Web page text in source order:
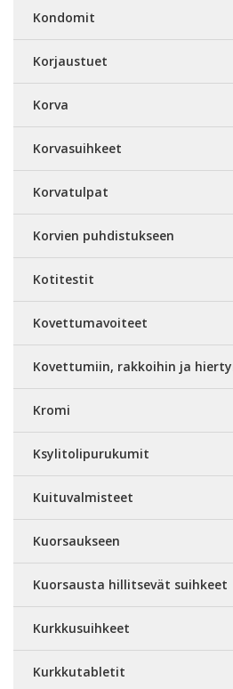
Kondomit
Korjaustuet
Korva
Korvasuihkeet
Korvatulpat
Korvien puhdistukseen
Kotitestit
Kovettumavoiteet
Kovettumiin, rakkoihin ja
Kromi
Ksylitolipurukumit
Kuituvalmisteet
Kuorsaukseen
Kuorsausta hillitsevät suihkeet
Kurkkusuihkeet
Kurkkutabletit